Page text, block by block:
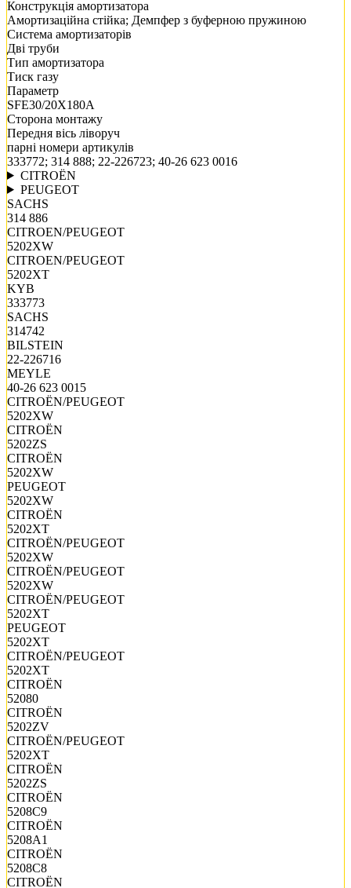
Конструкція амортизатора
Амортизаційна стійка; Демпфер з буферною пружиною
Система амортизаторів
Дві труби
Тип амортизатора
Тиск газу
Параметр
SFE30/20X180A
Сторона монтажу
Передня вісь ліворуч
парні номери артикулів
333772; 314 888; 22-226723; 40-26 623 0016
CITROËN
PEUGEOT
SACHS
314 886
CITROEN/PEUGEOT
5202XW
CITROEN/PEUGEOT
5202XT
KYB
333773
SACHS
314742
BILSTEIN
22-226716
MEYLE
40-26 623 0015
CITROËN/PEUGEOT
5202XW
CITROËN
5202ZS
CITROËN
5202XW
PEUGEOT
5202XW
CITROËN
5202XT
CITROËN/PEUGEOT
5202XW
CITROËN/PEUGEOT
5202XW
CITROËN/PEUGEOT
5202XT
PEUGEOT
5202XT
CITROËN/PEUGEOT
5202XT
CITROËN
52080
CITROËN
5202ZV
CITROËN/PEUGEOT
5202XT
CITROËN
5202ZS
CITROËN
5208C9
CITROËN
5208A1
CITROËN
5208C8
CITROËN